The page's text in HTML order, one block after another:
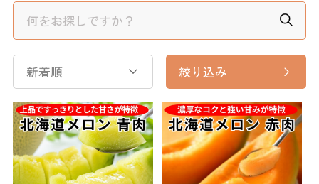
新着順 絞り込み